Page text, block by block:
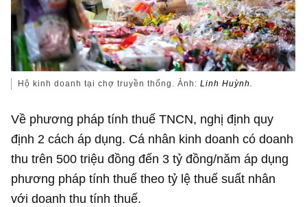
Hộ kinh doanh tại chợ truyền thống. Ảnh:Linh Huỳnh.
Về phương pháp tính thuế TNCN, nghị định quy
định 2 cách áp dụng. Cá nhân kinh doanh có doanh
thu trên 500 triệu đồng đến 3 tỷ đồng/năm áp dụng
phương pháp tính thuế theo tỷ lệ thuế suất nhân
với doanh thu tính thuế.